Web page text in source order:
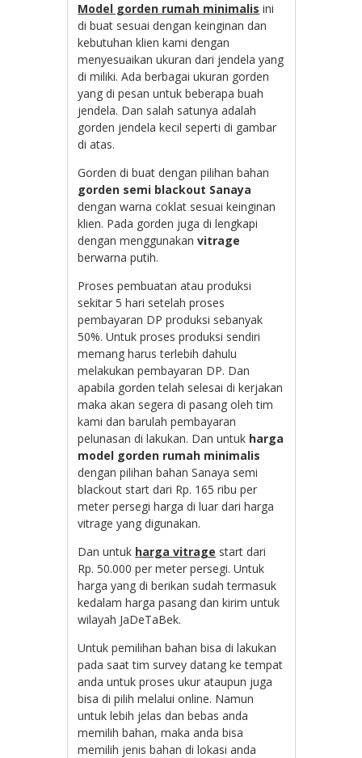
Model gorden rumah minimalis ini
di buat sesuai dengan keinginan dan
kebutuhan klien kami dengan
menyesuaikan ukuran dari jendela yang
di miliki. Ada berbagai ukuran gorden
yang di pesan untuk beberapa buah
jendela. Dan salah satunya adalah
gorden jendela kecil seperti di gambar
di atas.
Gorden di buat dengan pilihan bahan
gorden semi blackout Sanaya
dengan warna coklat sesuai keinginan
klien. Pada gorden juga di lengkapi
dengan menggunakanvitrage
berwarna putih.
Proses pembuatan atau produksi
sekitar 5 hari setelah proses
pembayaran DP produksi sebanyak
50%. Untuk proses produksi sendiri
memang harus terlebih dahulu
melakukan pembayaran DP. Dan
apabila gorden telah selesai di kerjakan
maka akan segera di pasang oleh tim
kami dan barulah pembayaran
pelunasan di lakukan. Dan untuk harga
model gorden rumah minimalis
dengan pilihan bahan Sanaya semi
blackout start dari Rp. 165 ribu per
meter persegi harga di luar dari harga
vitrage yang digunakan.
Dan untuk harga vitrage start dari
Rp. 50.000 per meter persegi. Untuk
harga yang di berikan sudah termasuk
kedalam harga pasang dan kirim untuk
wilayah JaDeTaBek.
Untuk pemilihan bahan bisa di lakukan
pada saat tim survey datang ke tempat
anda untuk proses ukur ataupun juga
bisa di pilih melalui online. Namun
untuk lebih jelas dan bebas anda
memilih bahan, maka anda bisa
memilih jenis bahan di lokasi anda